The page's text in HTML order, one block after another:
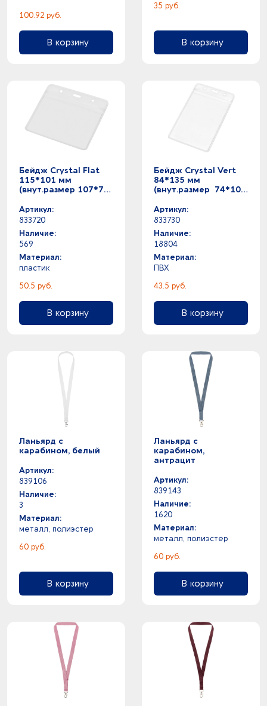
100.92 руб.
В корзину
35 руб.
В корзину
Бейдж Crystal Flat
115*101 мм
(внут.размер 107*70
Артикул:
833720
Наличие:
569
Материал:
пластик
50.5 руб.
В корзину
Бейдж Crystal Vert
84*135 мм
(внут.размер 74*105
Артикул:
833730
Наличие:
18804
Материал:
ПВХ
43.5 руб.
В корзину
Ланьярд с
карабином, белый
Артикул:
839106
Наличие:
3
Материал:
металл, полиэстер
60 руб.
В корзину
Ланьярд с
карабином,
антрацит
Артикул:
839143
Наличие:
1620
Материал:
металл, полиэстер
60 руб.
В корзину